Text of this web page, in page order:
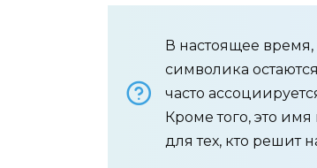
В настоящее
символика
часто
Кроме того, это
для тех, кто решит